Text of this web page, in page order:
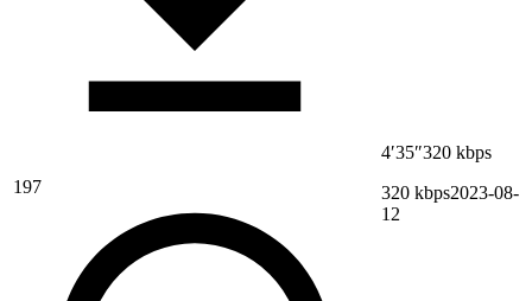
197
4′35″320 kbps
320 kbps2023-08-
12